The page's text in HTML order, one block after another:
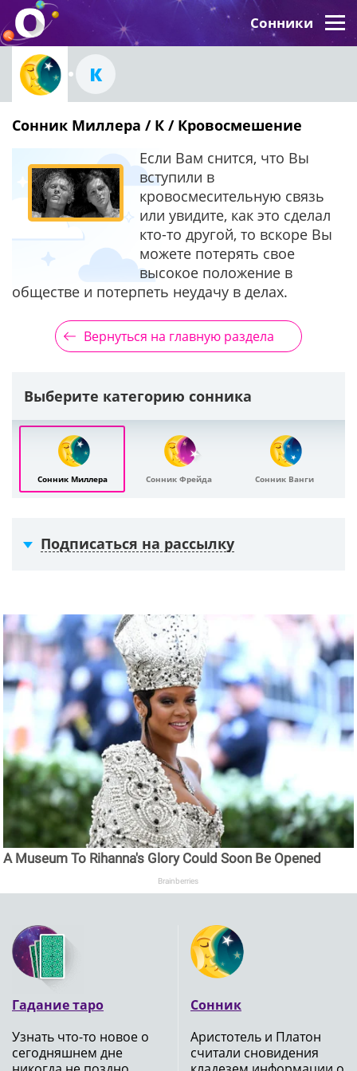
Сонники
К
Сонник Миллера / К / Кровосмешение
Если Вам снится, что Вы
вступили в
кровосмесительную связь
или увидите, как это сделал
кто-то другой, то вскоре Вы
можете потерять свое
высокое положение в
обществе и потерпеть неудачу в делах.
Вернуться на главную раздела
Выберите категорию сонника
Сонник Миллера Сонник Фрейда Сонник Ванги
Подписаться на рассылку
A Museum To Rihanna's Glory Could Soon Be Opened
Brainberries
Гадание таро
Узнать что-то новое о
сегодняшнем дне
Сонник
Аристотель и Платон
считали сновидения